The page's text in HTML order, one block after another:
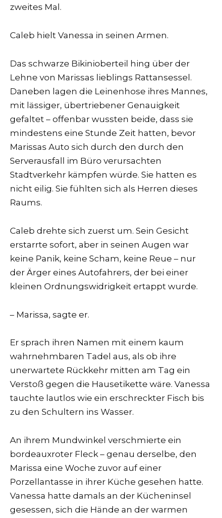
zweites Mal.
Caleb hielt Vanessa in seinen Armen.
Das schwarze Bikinioberteil hing über der
Lehne von Marissas lieblings Rattansessel.
Daneben lagen die Leinenhose ihres Mannes,
mit lässiger, übertriebener Genauigkeit
gefaltet – offenbar wussten beide, dass sie
mindestens eine Stunde Zeit hatten, bevor
Marissas Auto sich durch den durch den
Serverausfall im Büro verursachten
Stadtverkehr kämpfen würde. Sie hatten es
nicht eilig. Sie fühlten sich als Herren dieses
Raums.
Caleb drehte sich zuerst um. Sein Gesicht
erstarrte sofort, aber in seinen Augen war
keine Panik, keine Scham, keine Reue – nur
der Ärger eines Autofahrers, der bei einer
kleinen Ordnungswidrigkeit ertappt wurde.
– Marissa, sagte er.
Er sprach ihren Namen mit einem kaum
wahrnehmbaren Tadel aus, als ob ihre
unerwartete Rückkehr mitten am Tag ein
Verstoß gegen die Hausetikette wäre. Vanessa
tauchte lautlos wie ein erschreckter Fisch bis
zu den Schultern ins Wasser.
An ihrem Mundwinkel verschmierte ein
bordeauxroter Fleck – genau derselbe, den
Marissa eine Woche zuvor auf einer
Porzellantasse in ihrer Küche gesehen hatte.
Vanessa hatte damals an der Kücheninsel
gesessen, sich die Hände an der warmen